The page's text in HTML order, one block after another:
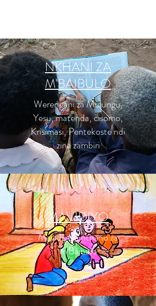
NKHANI ZA
M'BAIBULO
Werengani za Mulungu,
Yesu, matenda, cisomo,
Krisimasi, Pentekoste ndi
zina zambiri
MAVIDIYO
Mavidiyo a nthano za
m'Baibulo